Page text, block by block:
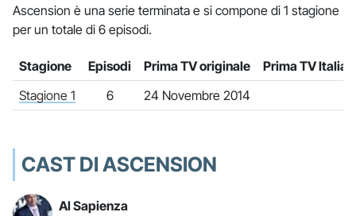
Ascension è una serie terminata e si compone di 1 stagione
per un totale di 6 episodi.
Stagione Episodi Prima TV originale
Prima TV Italia
Stagione 1
6 24 Novembre 2014
CAST DI ASCENSION
Al Sapienza